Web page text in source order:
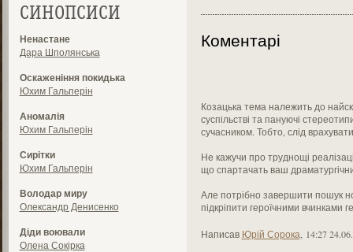
СИНОПСИСИ
Ненастане
Дара Шполянська
Оскаженіння покидька
Юхим Гальперін
Аномалія
Юхим Гальперін
Сирітки
Юхим Гальперін
Володар миру
Олександр Денисенко
Діди воювали
Олена Сокірка
Коментарі
Козацька тема належить до
суспільстві та пануючі
сучасником. Тобто, слід
Не кажучи про труднощі
що спартачать ваш
Але потрібно завершити пошук
підкріпити героїчними вчинками
Написав Юрій Сорока 14:27